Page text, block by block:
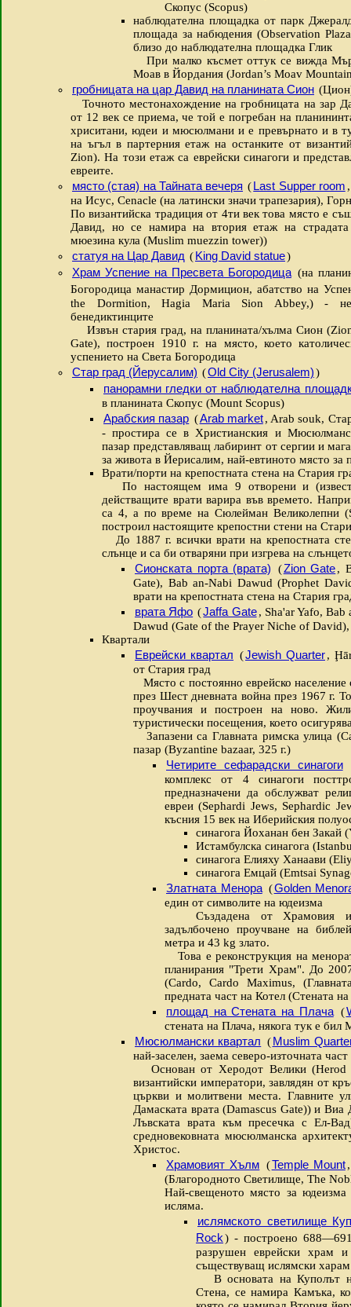
Скопус (Scopus)
наблюдателна площадка от парк
площада за набюдения (Observation
близо до наблюдателна площадка Глик
При малко късмет оттук се вижда
Моав в Йордания (Jordan’s Moav
гробницата на цар Давид на планината Сион
Точното местонахождение на гробницата на зар
от 12 век се приема, че той е погребан на
хриситани, юдеи и мюсюлмани и е превърнато и в
на ъгъл в партерния етаж на останките от
Zion). На този етаж са еврейски синагоги и
евреите.
място (стая) на Тайната вечеря (Last Supper room
на Исус, Cenacle (на латински значи трапезария),
По византийска традиция от 4ти век това място е
Давид, но се намира на втория етаж на
мюезина кула (Muslim muezzin tower))
статуя на Цар Давид (King David statue)
Храм Успение на Пресвета Богородица (на
Богородица манастир Дормицион, абатство на
the Dormition, Hagia Maria Sion Abbey,) -
бенедиктинците
Извън стария град, на планината/хълма Сион
Gate), построен 1910 г. на място, което
успението на Света Богородица
Стар град (Йерусалим) (Old City (Jerusalem))
панорамни гледки от наблюдателна
в планината Скопус (Mount Scopus)
Арабския пазар (Arab market, Arab souk,
- простира се в Христианския и
пазар представляващ лабиринт от сергии и
за живота в Йерисалим, най-евтиното място за
Врати/порти на крепостната стена на Стария
По настоящем има 9 отворени и
действащите врати варира във времето.
са 4, а по време на Сюлейман Великолепни
построил настоящите крепостни стени на
До 1887 г. всички врати на крепостната
слънце и са би отваряни при изгрева на
Сионската порта (врата) (Zion Gate,
Gate), Bab an-Nabi Dawud (Prophet
врати на крепостната стена на Стария
врата Яфо (Jaffa Gate , Sha'ar Yafo,
Dawud (Gate of the Prayer Niche of
Квартали
Еврейски квартал (Jewish Quarter,
от Стария град
Място с постоянно еврейско
през Шест дневната война през 1967 г.
проучвания и построен на ново.
туристически посещения, което
Запазени са Главната римска улица
пазар (Byzantine bazaar, 325 г.)
Четирите сефарадски синагоги
комплекс от 4 синагоги
предназначени да обслужват
евреи (Sephardi Jews, Sephardic
късния 15 век на Иберийския
синагога Йоханан бен Закай
Истамбулска синагога
синагога Елияху Ханаави
синагога Емцай (Emtsai
Златната Менора (Golden
един от символите на юдеизма
Създадена от Храмовия
задълбочено проучване на
метра и 43 kg злато.
Това е реконструкция на
планирания "Трети Храм". До
(Cardo, Cardo Maximus,
предната част на Котел (Стената
площад на Стената на Плача (
стената на Плача, някога тук е бил
Мюсюлмански квартал ( Muslim
най-заселен, заема северо-източната
Основан от Херодот Велики (Herod
византийски императори, завлядян от
църкви и молитвени места. Главните
Дамаската врата (Damascus Gate)) и
Лъвската врата към пресечка с Ел-
средновековната мюсюлманска
Христос.
Храмовият Хълм (Temple Mount
(Благородното Светилище, The
Най-свещеното място за
исляма.
ислямското светилище
Rock) - построено
разрушен еврейски храм
съществуващ ислямски
В основата на Куполът
Стена, се намира Камъка,